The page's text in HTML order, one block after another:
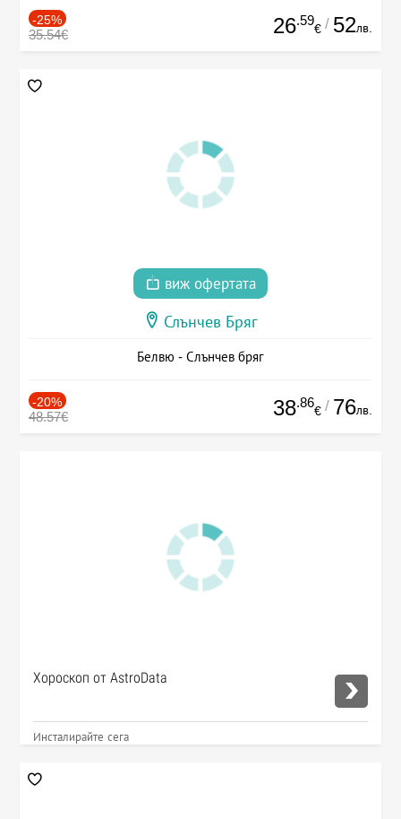
-25%
35.54€ 26.59
€ / 52лв.
виж офертата
Слънчев Бряг
Белвю - Слънчев бряг
-20%
48.57€ 38.86
€ / 76лв.
Хороскоп от AstroData
Инсталирайте сега